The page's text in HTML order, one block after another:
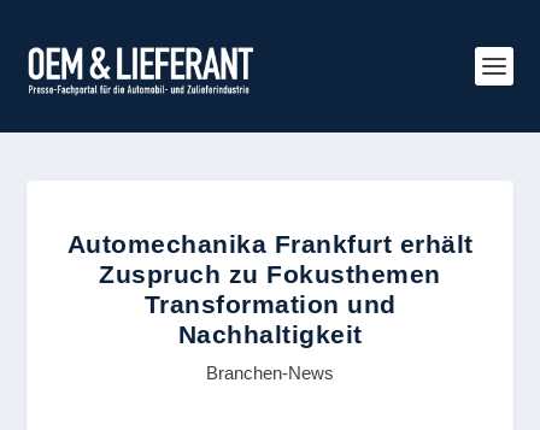
Automechanika Frankfurt erhält
Zuspruch zu Fokusthemen
Transformation und
Nachhaltigkeit
Branchen-News